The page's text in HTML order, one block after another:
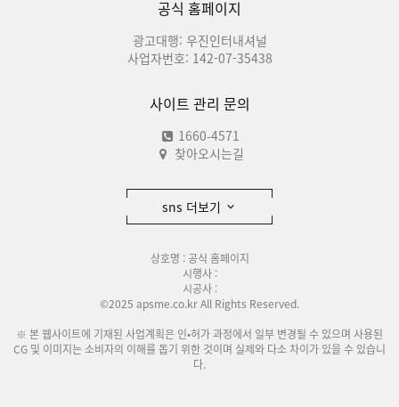
공식 홈페이지
광고대행: 우진인터내셔널
사업자번호: 142-07-35438
사이트 관리 문의
1660-4571
찾아오시는길
sns 더보기
상호명 : 공식 홈페이지
시행사 :
시공사 :
©2025 apsme.co.kr All Rights Reserved.
※ 본 웹사이트에 기재된 사업계획은 인•허가 과정에서 일부 변경될 수 있으며 사용된
CG 및 이미지는 소비자의 이해를 돕기 위한 것이며 실제와 다소 차이가 있을 수 있습니
다.